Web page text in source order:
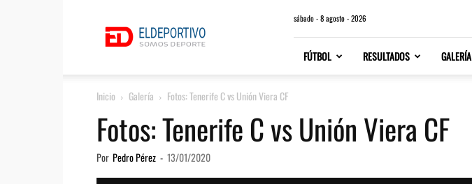
sábado - 8 agosto - 2026
FÚTBOL RESULTADOS GALERÍA
Inicio Galería Fotos: Tenerife C vs Unión Viera CF
Fotos: Tenerife C vs Unión Viera CF
Por Pedro Pérez - 13/01/2020